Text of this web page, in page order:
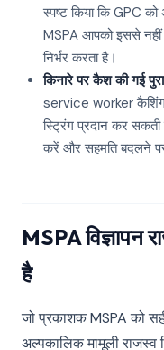
स्पष्ट किया कि GPC
MSPA आपको इससे
निर्भर करता है।
किनारे पर कैश की गई
service worker कैशिंग
स्ट्रिंग प्रदान कर
करें और सहमति बदलने
MSPA विज्ञापन
है
जो प्रकाशक MSPA को
अल्पकालिक मामूली राजस्व